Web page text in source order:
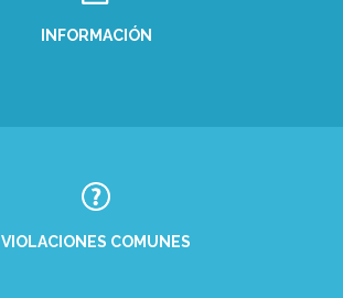
INFORMACIÓN
VIOLACIONES COMUNES